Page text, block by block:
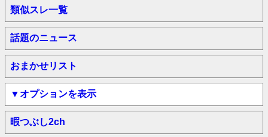
類似スレ一覧
話題のニュース
おまかせリスト
▼オプションを表示
暇つぶし2ch